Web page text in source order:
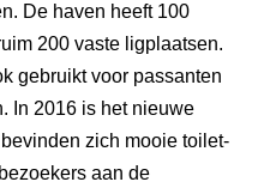
De haven heeft 100
200 vaste ligplaatsen.
gebruikt voor passanten
In 2016 is het nieuwe
zich mooie toilet-
aan de